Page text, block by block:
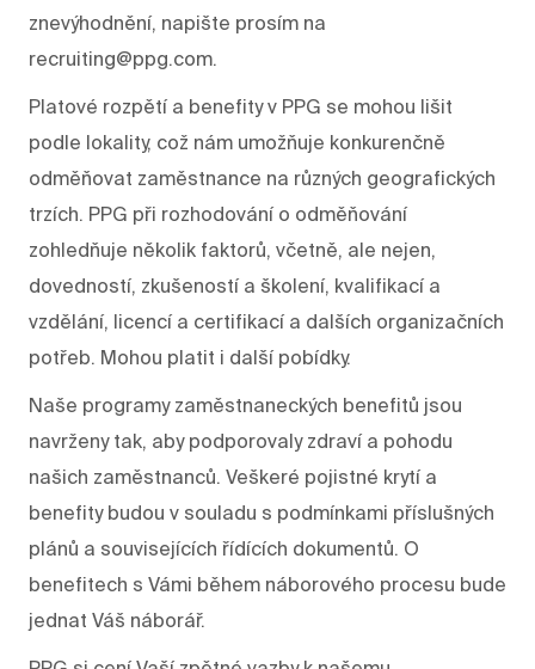
znevýhodnění, napište prosím na
recruiting@ppg.com.
Platové rozpětí a benefity v PPG se mohou lišit
podle lokality, což nám umožňuje konkurenčně
odměňovat zaměstnance na různých geografických
trzích. PPG při rozhodování o odměňování
zohledňuje několik faktorů, včetně, ale nejen,
dovedností, zkušeností a školení, kvalifikací a
vzdělání, licencí a certifikací a dalších organizačních
potřeb. Mohou platit i další pobídky.
Naše programy zaměstnaneckých benefitů jsou
navrženy tak, aby podporovaly zdraví a pohodu
našich zaměstnanců. Veškeré pojistné krytí a
benefity budou v souladu s podmínkami příslušných
plánů a souvisejících řídících dokumentů. O
benefitech s Vámi během náborového procesu bude
jednat Váš náborář.